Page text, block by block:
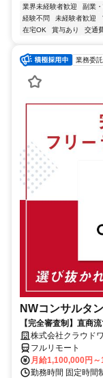
業界未経験者歓迎 副業
経験不問
未経験者歓迎
在宅OK
賞与あり 交通
業務委託
NWコンサルタ
【完全審査制】直商
に合致した案件を多
株式会社クラウド
フルリモート
月給1,100,000円
勤務時間 固定時間